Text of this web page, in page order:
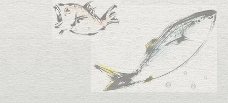
天然ブリトロ
550円
がすえび
770円
すし玉盛り
円
特選北陸盛り
2,750円